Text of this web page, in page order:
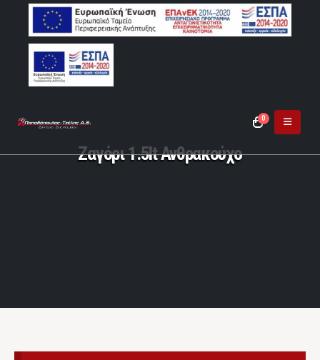
0
Ζαγόρι 1.5lt Ανθρακούχο